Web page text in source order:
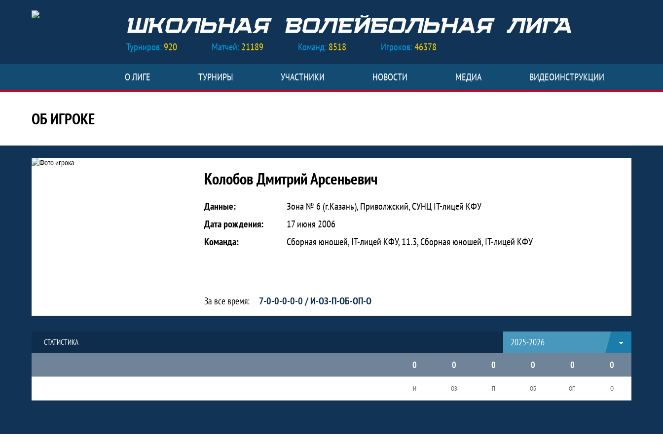
Турниров:920 Матчей:21189 Команд:8518 Игроков:46378
О ЛИГЕ ТУРНИРЫ УЧАСТНИКИ НОВОСТИ МЕДИА ВИДЕОИНСТРУКЦИИ
ОБ ИГРОКЕ
Статистика игрока Колобов Дмитрий Арсеньевич
Колобов Дмитрий Арсеньевич
Данные:
Зона № 6 (г.Казань), Приволжский, СУНЦ IT-лицей КФУ
Дата рождения:
17 июня 2006
Команда:
Сборная юношей, IT-лицей КФУ, 11.3, Сборная юношей, IT-лицей КФУ
За все время: 7-0-0-0-0-0 / И-ОЗ-П-ОБ-ОП-О
СТАТИСТИКА
2025-2026
0
0 0 0 0 0
И ОЗ П ОБ ОП О